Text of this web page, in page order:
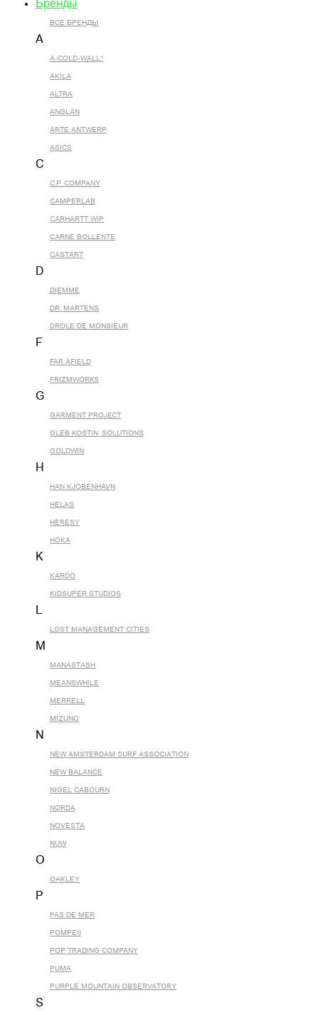
Бренды
ВСЕ БРЕНДЫ
A
A-COLD-WALL*
AKILA
ALTRA
ANGLAN
ARTE ANTWERP
ASICS
C
C.P. COMPANY
CAMPERLAB
CARHARTT WIP
CARNE BOLLENTE
CASTART
D
DIEMME
DR. MARTENS
DROLE DE MONSIEUR
F
FAR AFIELD
FRIZMWORKS
G
GARMENT PROJECT
GLEB KOSTIN .SOLUTIONS
GOLDWIN
H
HAN KJOBENHAVN
HELAS
HERESY
HOKA
K
KARDO
KIDSUPER STUDIOS
L
LOST MANAGEMENT CITIES
M
MANASTASH
MEANSWHILE
MERRELL
MIZUNO
N
NEW AMSTERDAM SURF ASSOCIATION
NEW BALANCE
NIGEL CABOURN
NORDA
NOVESTA
NUW
O
OAKLEY
P
PAS DE MER
POMPEII
POP TRADING COMPANY
PUMA
PURPLE MOUNTAIN OBSERVATORY
S